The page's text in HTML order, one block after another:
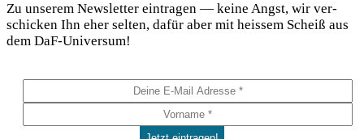
Zu unse­rem News­let­ter ein­tra­gen — kei­ne Angst, wir ver­
schi­cken Ihn eher sel­ten, dafür aber mit heis­sem Scheiß aus
dem DaF-Universum!